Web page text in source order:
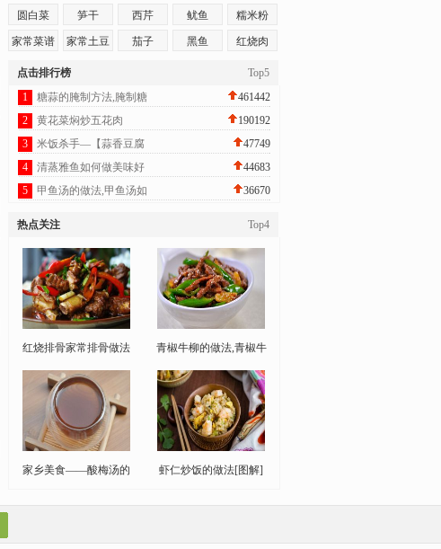
圆白菜 笋干 西芹 鱿鱼 糯米粉
家常菜谱
家常土豆
茄子 黑鱼 红烧肉
Top5
点击排行榜
461442
1
糖蒜的腌制方法,腌制糖
190192
2
黄花菜焖炒五花肉
47749
3
米饭杀手—【蒜香豆腐
44683
4
清蒸雅鱼如何做美味好
36670
5 甲鱼汤的做法,甲鱼汤如
Top4
热点关注
红烧排骨家常排骨做法 青椒牛柳的做法,青椒牛
家乡美食——酸梅汤的 虾仁炒饭的做法[图解]